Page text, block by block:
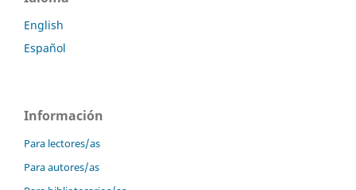
English
Español
Información
Para lectores/as
Para autores/as